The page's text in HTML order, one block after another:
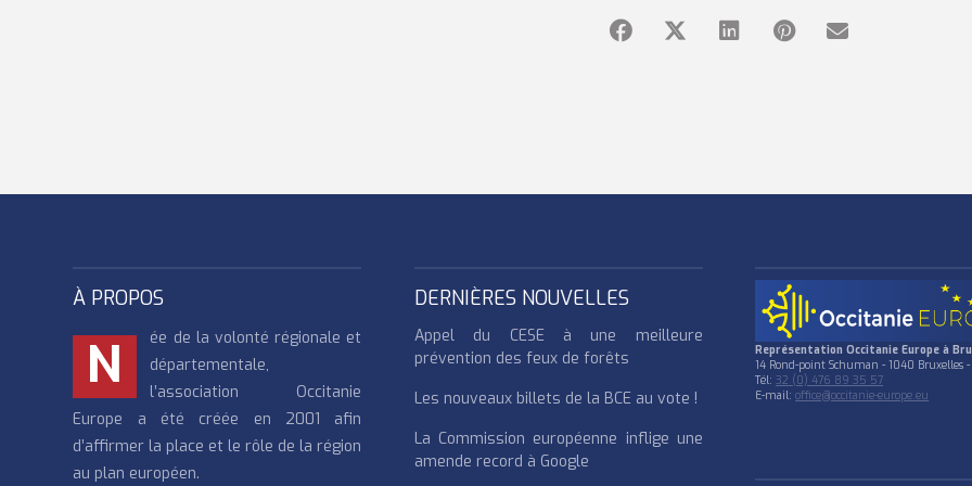
À PROPOS
N
ée de la volonté régionale et
départementale,
l’association Occitanie
Europe a été créée en 2001 afin
d’affirmer la place et le rôle de la région
au plan européen.
DERNIÈRES NOUVELLES
Appel du CESE à une meilleure
prévention des feux de forêts
Les nouveaux billets de la BCE au vote !
La Commission européenne inflige une
amende record à Google
Représentation Occitanie Europe à
14 Rond-point Schuman - 1040 Bruxelles
Tél:32 (0) 476 89 35 57
E-mail:office@occitanie-europe.eu